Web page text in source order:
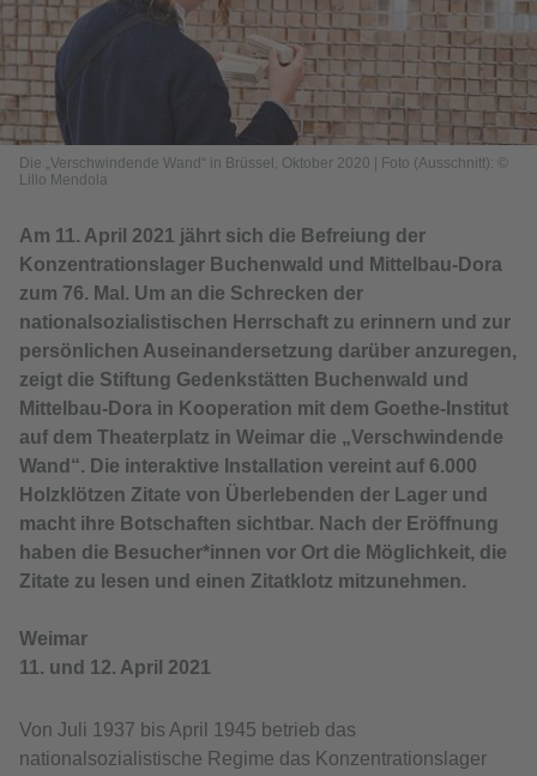
Die „Verschwindende Wand“ in Brüssel, Oktober 2020
Foto (Ausschnitt): ©
Lillo Mendola
Am 11. April 2021 jährt sich die Befreiung der
Konzentrationslager Buchenwald und Mittelbau-Dora
zum 76. Mal. Um an die Schrecken der
nationalsozialistischen Herrschaft zu erinnern und zur
persönlichen Auseinandersetzung darüber anzuregen,
zeigt die Stiftung Gedenkstätten Buchenwald und
Mittelbau-Dora in Kooperation mit dem Goethe-Institut
auf dem Theaterplatz in Weimar die „Verschwindende
Wand“. Die interaktive Installation vereint auf 6.000
Holzklötzen Zitate von Überlebenden der Lager und
macht ihre Botschaften sichtbar. Nach der Eröffnung
haben die Besucher*innen vor Ort die Möglichkeit, die
Zitate zu lesen und einen Zitatklotz mitzunehmen.
Weimar
11. und 12. April 2021
Von Juli 1937 bis April 1945 betrieb das
nationalsozialistische Regime das Konzentrationslager